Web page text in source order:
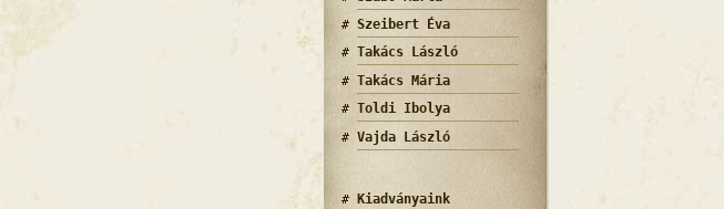
Szeibert Éva
Takács László
Takács Mária
Toldi Ibolya
Vajda László
Kiadványaink